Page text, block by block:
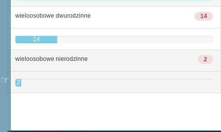
14
wieloosobowe dwurodzinne
14
2
wieloosobowe nierodzinne
2